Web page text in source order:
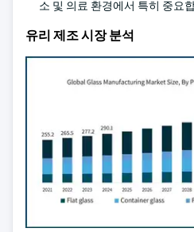
소 및 의료 환경에서 특히 중요
유리 제조 시장 분석